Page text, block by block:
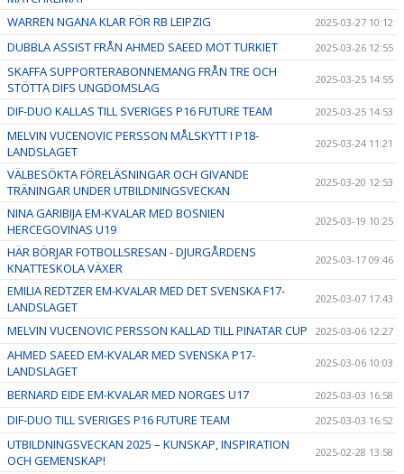
WARREN NGANA KLAR FÖR RB LEIPZIG
2025-03-27 10:12
DUBBLA ASSIST FRÅN AHMED SAEED MOT TURKIET 2025-03-26 12:55
SKAFFA SUPPORTERABONNEMANG FRÅN TRE OCH
STÖTTA DIFS UNGDOMSLAG
2025-03-25 14:55
DIF-DUO KALLAS TILL SVERIGES P16 FUTURE TEAM 2025-03-25 14:53
MELVIN VUCENOVIC PERSSON MÅLSKYTT I P18-
LANDSLAGET
2025-03-24 11:21
VÄLBESÖKTA FÖRELÄSNINGAR OCH GIVANDE
TRÄNINGAR UNDER UTBILDNINGSVECKAN
2025-03-20 12:53
NINA GARIBIJA EM-KVALAR MED BOSNIEN
HERCEGOVINAS U19
2025-03-19 10:25
HÄR BÖRJAR FOTBOLLSRESAN - DJURGÅRDENS
KNATTESKOLA VÄXER
2025-03-17 09:46
EMILIA REDTZER EM-KVALAR MED DET SVENSKA F17-
LANDSLAGET
2025-03-07 17:43
MELVIN VUCENOVIC PERSSON KALLAD TILL PINATAR CUP 2025-03-06 12:27
AHMED SAEED EM-KVALAR MED SVENSKA P17-
LANDSLAGET
2025-03-06 10:03
BERNARD EIDE EM-KVALAR MED NORGES U17 2025-03-03 16:58
DIF-DUO TILL SVERIGES P16 FUTURE TEAM 2025-03-03 16:52
UTBILDNINGSVECKAN 2025 – KUNSKAP, INSPIRATION
OCH GEMENSKAP!
2025-02-28 13:58